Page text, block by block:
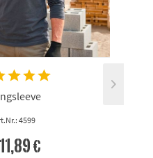
4599
11,89 €